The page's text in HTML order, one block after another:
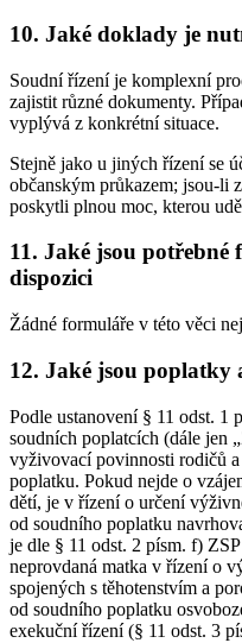
10. Jaké doklady je
Soudní řízení je komplexní
zajistit různé dokumenty.
vyplývá z konkrétní situace.
Stejně jako u jiných řízení se
občanským průkazem; jsou-li
poskytli plnou moc, kterou
11. Jaké jsou
dispozici
Žádné formuláře v této věci
12. Jaké jsou poplatky
Podle ustanovení § 11 odst. 1
soudních poplatcích (dále jen
vyživovací povinnosti rodičů
poplatku. Pokud nejde o
dětí, je v řízení o určení
od soudního poplatku
je dle § 11 odst. 2 písm. f)
neprovdaná matka v řízení o
spojených s těhotenstvím a
od soudního poplatku
exekuční řízení (§ 11 odst. 3